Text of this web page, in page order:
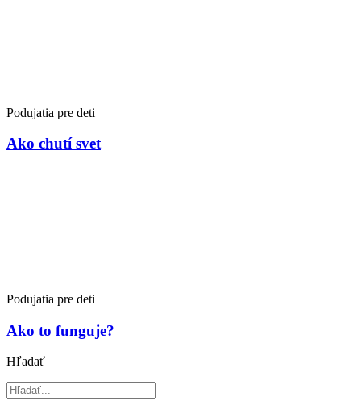
Podujatia pre deti
Ako chutí svet
Podujatia pre deti
Ako to funguje?
Hľadať